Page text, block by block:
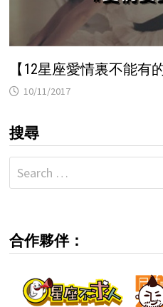
【12星座愛情裏不能有
10/11/2017
搜尋
Search
for:
合作夥伴：